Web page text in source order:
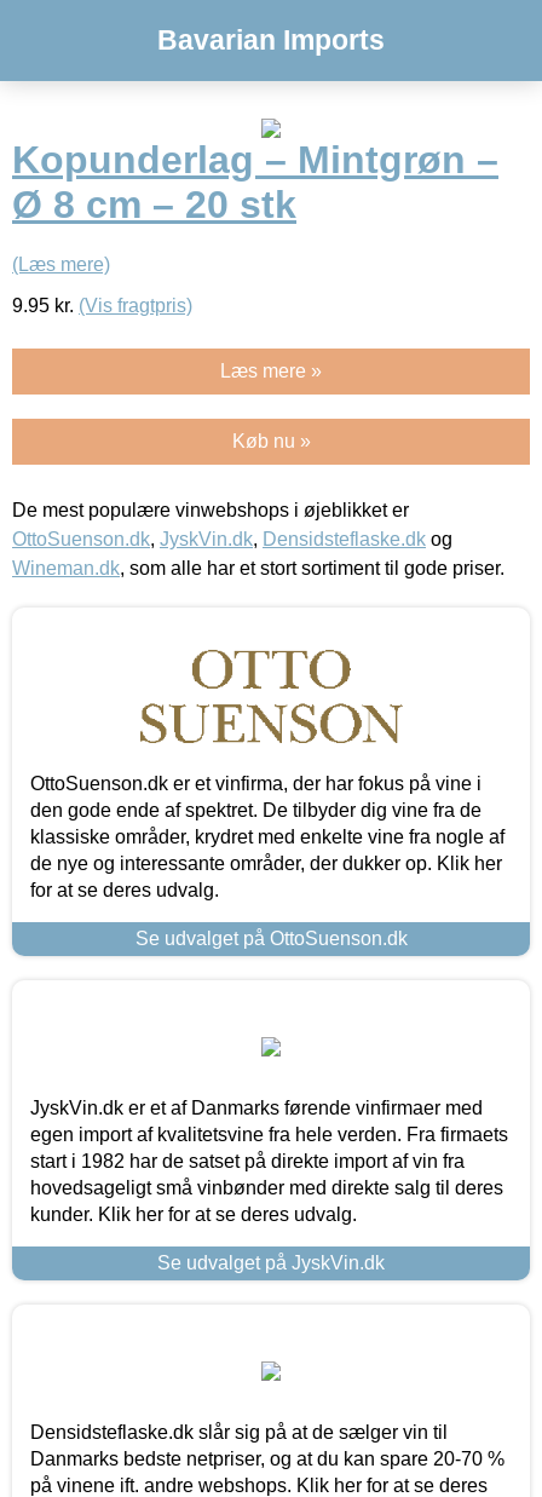
Bavarian Imports
Kopunderlag – Mintgrøn –
Ø 8 cm – 20 stk
(Læs mere)
9.95 kr. (Vis fragtpris)
Læs mere »
Køb nu »
De mest populære vinwebshops i øjeblikket er
OttoSuenson.dk, JyskVin.dk, Densidsteflaske.dk og
Wineman.dk, som alle har et stort sortiment til gode priser.
OttoSuenson.dk er et vinfirma, der har fokus på vine i
den gode ende af spektret. De tilbyder dig vine fra de
klassiske områder, krydret med enkelte vine fra nogle af
de nye og interessante områder, der dukker op. Klik her
for at se deres udvalg.
Se udvalget på OttoSuenson.dk
JyskVin.dk er et af Danmarks førende vinfirmaer med
egen import af kvalitetsvine fra hele verden. Fra firmaets
start i 1982 har de satset på direkte import af vin fra
hovedsageligt små vinbønder med direkte salg til deres
kunder. Klik her for at se deres udvalg.
Se udvalget på JyskVin.dk
Densidsteflaske.dk slår sig på at de sælger vin til
Danmarks bedste netpriser, og at du kan spare 20-70 %
på vinene ift. andre webshops. Klik her for at se deres